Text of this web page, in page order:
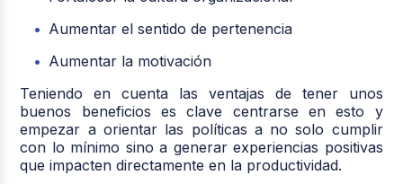
Aumentar el sentido de pertenencia
Aumentar la motivación
Teniendo en cuenta las ventajas de tener unos
buenos beneficios es clave centrarse en esto y
empezar a orientar las políticas a no solo cumplir
con lo mínimo sino a generar experiencias positivas
que impacten directamente en la productividad.